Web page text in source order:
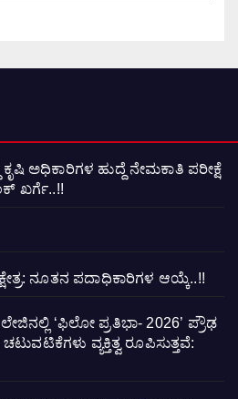
ಅಧಿಕಾರಿಗಳ ಹುದ್ದೆ ನೇಮಕಾತಿ ಪರೀಕ್ಷೆ
ಖರ್ಗೆ..!!
ನೂತನ ಪದಾಧಿಕಾರಿಗಳ ಆಯ್ಕೆ..!!
‘ಫಿಲೋ ಪ್ರತಿಭಾ- 2026’ ಪ್ರೌಢ
ವ್ಯಕ್ತಿತ್ವ ರೂಪಿಸುತ್ತವೆ: